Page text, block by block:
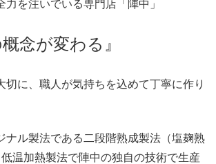
力を注いでいる専門店「陣中」
念が変わる』
切に、職人が気持ちを込めて丁寧に作り
ナル製法である二段階熟成製法（塩麹熟
温加熱製法で陣中の独自の技術で生産